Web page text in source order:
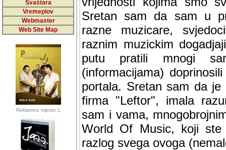
Svaštara
Vremeplov
Webmaster
Web Site Map
Reklamno mjesto 1
Sretan sam da sam u
muzicare, svjedociti
muzickim dogadjajima...
mnogi saradnici koji
doprinosili vrijednosti i
sam da je i moj web
imala razumijevanja za
mnogobrojnim
Music, koji ste ga
ovoga (nemalog) rada.